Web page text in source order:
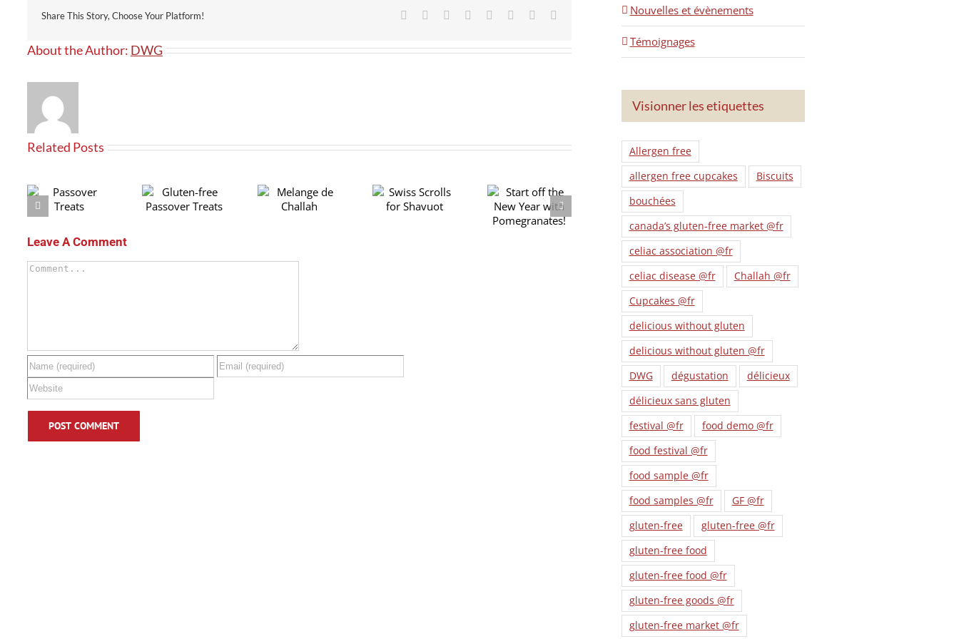
Share This Story, Choose Your Platform! Facebook Reddit LinkedIn
TumblrPinterest
About the Author: DWG
Related Posts
Gluten-free
Passover
Melange de
Swiss Scrolls
Start off the
Leave A Comment
Comment
Nouvelles et évènements
Témoignages
Visionner les etiquettes
Allergen free
allergen free cupcakes
Biscuits
bouchées
canada’s gluten-free market @fr
celiac association @fr
celiac disease @fr
Challah @fr
Cupcakes @fr
delicious without gluten
delicious without gluten @fr
DWG
dégustation
délicieux
délicieux sans gluten
festival @fr
food demo @fr
food festival @fr
food sample @fr
food samples @fr
GF @fr
gluten-free
gluten-free @fr
gluten-free food
gluten-free food @fr
gluten-free goods @fr
gluten-free market @fr